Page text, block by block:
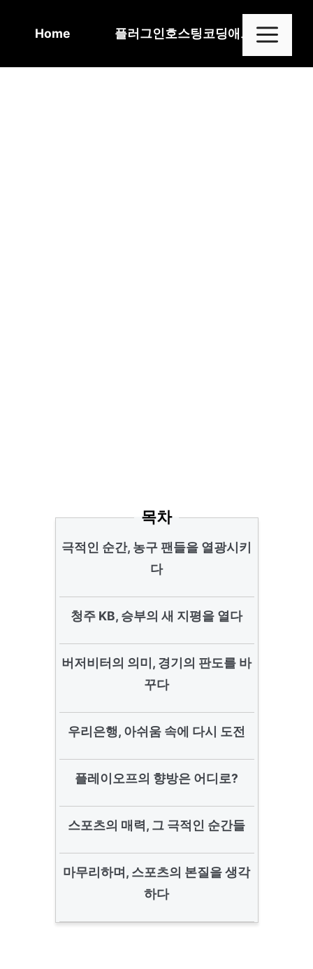
Home 플러그인호스팅코딩애드센스
목차
극적인 순간, 농구 팬들을 열광시키
다
청주 KB, 승부의 새 지평을 열다
버저비터의 의미, 경기의 판도를 바
꾸다
우리은행, 아쉬움 속에 다시 도전
플레이오프의 향방은 어디로?
스포츠의 매력, 그 극적인 순간들
마무리하며, 스포츠의 본질을 생각
하다